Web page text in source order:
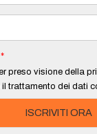
*
preso visione della
il trattamento dei dati
ISCRIVITI ORA